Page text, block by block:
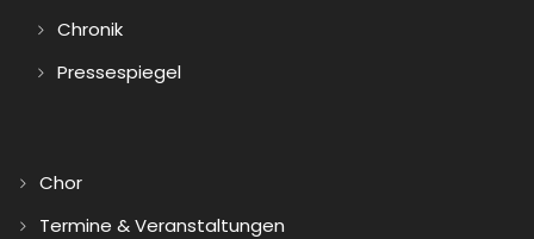
Chronik
Pressespiegel
Chor
Termine & Veranstaltungen